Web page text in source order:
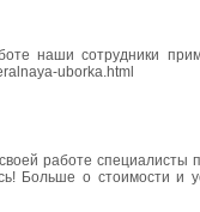
наши сотрудники
uborka.html
работе специалисты
Больше о стоимости и